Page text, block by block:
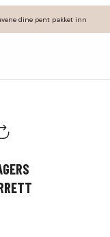
dine pent pakket inn